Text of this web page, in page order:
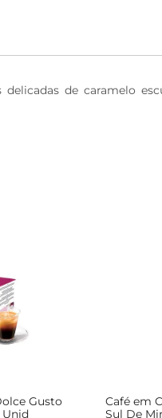
de caramelo
Gusto
Unid
Café em
Sul De